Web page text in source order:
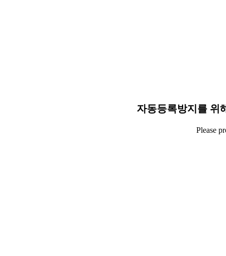
자동등록방지를 위
Please